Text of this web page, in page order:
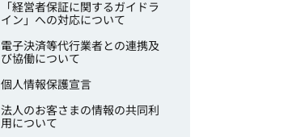
「経営者保証に関するガイドラ
イン」への対応について
電子決済等代行業者との連携及
び協働について
個人情報保護宣言
法人のお客さまの情報の共同利
用について